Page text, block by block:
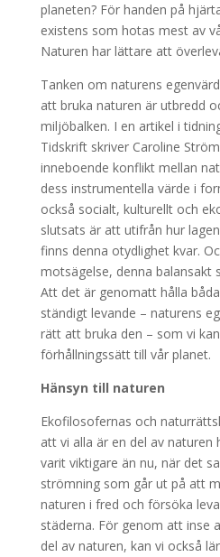
planeten? För handen på
existens som hotas mest av
Naturen har lättare att
Tanken om naturens
att bruka naturen är utbredd
miljöbalken. I en artikel i
Tidskrift skriver Caroline
inneboende konflikt mellan
dess instrumentella värde i
också socialt, kulturellt och
slutsats är att utifrån hur
finns denna otydlighet kvar.
motsägelse, denna balansakt
Att det är genomatt hålla
ständigt levande – naturens
rätt att bruka den – som vi
förhållningssätt till vår planet.
Hänsyn till naturen
Ekofilosofernas och
att vi alla är en del av naturen
varit viktigare än nu, när det
strömning som går ut på att
naturen i fred och försöka
städerna. För genom att inse
del av naturen, kan vi också